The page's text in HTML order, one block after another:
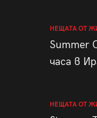
НЕЩАТА ОТ
Summer
часа в
НЕЩАТА ОТ